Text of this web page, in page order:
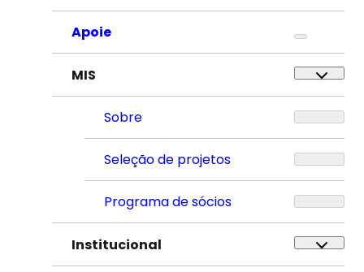
Apoie
MIS
Sobre
Seleção de projetos
Programa de sócios
Institucional